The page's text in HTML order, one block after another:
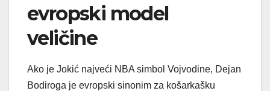
evropski model
veličine
Ako je Jokić najveći NBA simbol Vojvodine, Dejan
Bodiroga je evropski sinonim za košarkašku